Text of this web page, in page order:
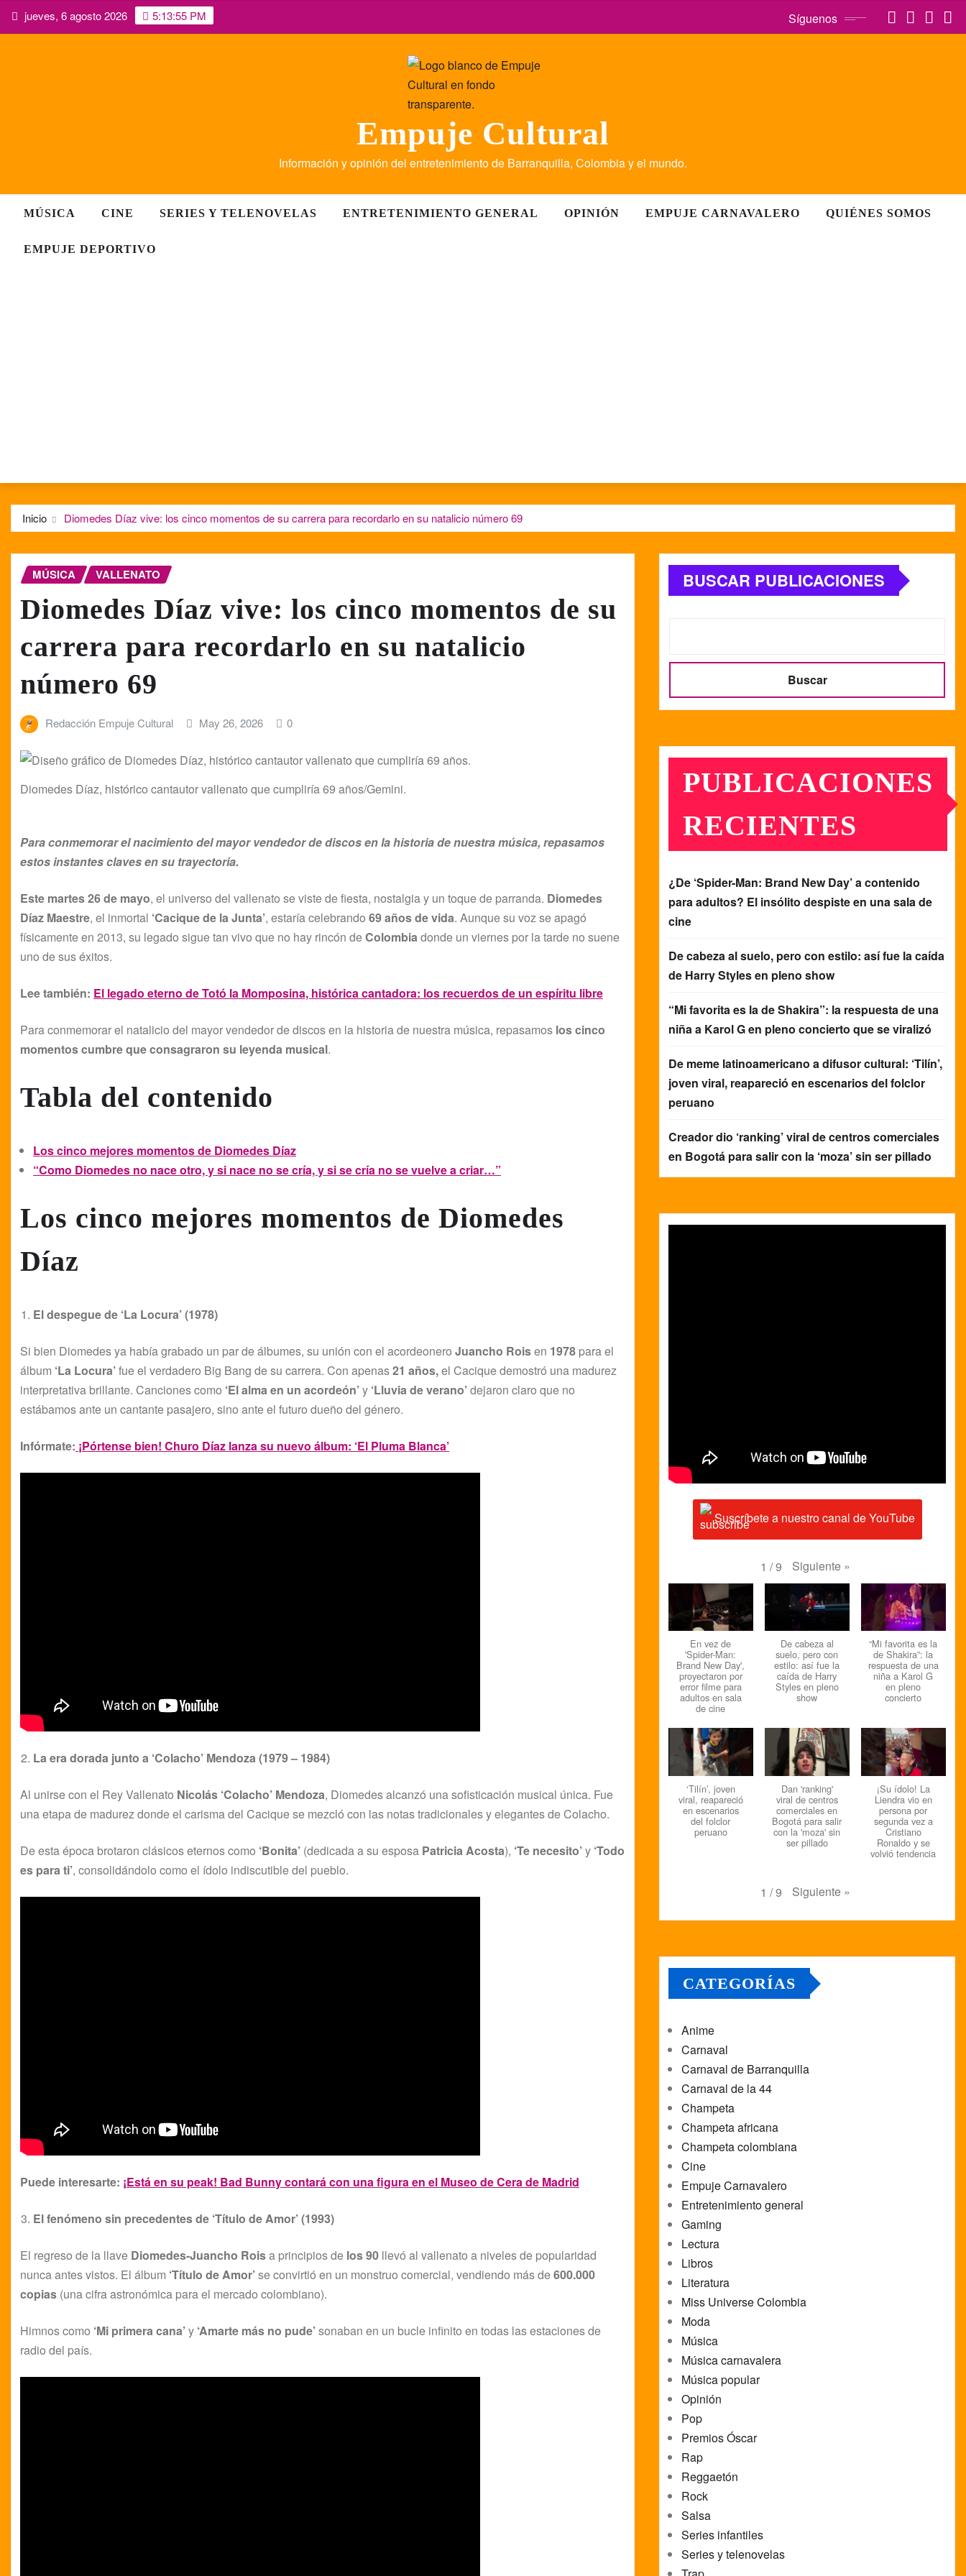
Saltarjueves, 6 agosto 2026 5:13:56 PM Síguenos
Empuje Cultural
Información y opinión del entretenimiento de Barranquilla, Colombia y el mundo.
MÚSICA CINE SERIES Y TELENOVELAS ENTRETENIMIENTO GENERAL OPINIÓN EMPUJE CARNAVALERO QUIÉNES SOMOS
EMPUJE DEPORTIVO
Inicio Diomedes Díaz vive: los cinco momentos de su carrera para recordarlo en su natalicio número 69
MÚSICA VALLENATO
Diomedes Díaz vive: los cinco momentos de su
carrera para recordarlo en su natalicio
número 69
Redacción Empuje Cultural May 26, 2026 0
Diomedes Díaz, histórico cantautor vallenato que cumpliría 69 años/Gemini.
Para conmemorar el nacimiento del mayor vendedor de discos en la historia de nuestra música, repasamos
estos instantes claves en su trayectoria.
Este martes 26 de mayo, el universo del vallenato se viste de fiesta, nostalgia y un toque de parranda. Diomedes
Díaz Maestre, el inmortal ‘Cacique de la Junta’, estaría celebrando 69 años de vida. Aunque su voz se apagó
físicamente en 2013, su legado sigue tan vivo que no hay rincón deColombiadonde un viernes por la tarde no suene
uno de sus éxitos.
Lee también: El legado eterno de Totó la Momposina, histórica cantadora: los recuerdos de un espíritu libre
Para conmemorar el natalicio del mayor vendedor de discos en la historia de nuestra música, repasamos los cinco
momentos cumbre que consagraron su leyenda musical.
Tabla del contenido
Los cinco mejores momentos de Diomedes Díaz
“Como Diomedes no nace otro, y si nace no se cría, y si se cría no se vuelve a criar…”
Los cinco mejores momentos de Diomedes
Díaz
El despegue de ‘La Locura’ (1978)
Si bien Diomedes ya había grabado un par de álbumes, su unión con el acordeonero Juancho Roisen 1978 para el
álbum ‘La Locura’fue el verdadero Big Bang de su carrera. Con apenas21 años,el Cacique demostró una madurez
interpretativa brillante. Canciones como ‘El alma en un acordeón’y ‘Lluvia de verano’dejaron claro que no
estábamos ante un cantante pasajero, sino ante el futuro dueño del género.
Infórmate: ¡Pórtense bien! Churo Díaz lanza su nuevo álbum: ‘El Pluma Blanca’
La era dorada junto a ‘Colacho’ Mendoza (1979 – 1984)
Al unirse con el Rey Vallenato Nicolás ‘Colacho’ Mendoza, Diomedes alcanzó una sofisticación musical única. Fue
una etapa de madurez donde el carisma del Cacique se mezcló con las notas tradicionales y elegantes de Colacho.
De esta época brotaron clásicos eternos como ‘Bonita’ (dedicada a su esposa Patricia Acosta), ‘Te necesito’y ‘Todo
es para ti’, consolidándolo como el ídolo indiscutible del pueblo.
Puede interesarte: ¡Está en su peak! Bad Bunny contará con una figura en el Museo de Cera de Madrid
El fenómeno sin precedentes de ‘Título de Amor’ (1993)
El regreso de la llave Diomedes-Juancho Roisa principios de los 90 llevó al vallenato a niveles de popularidad
nunca antes vistos. El álbum ‘Título de Amor’se convirtió en un monstruo comercial, vendiendo más de600.000
copias (una cifra astronómica para el mercado colombiano).
Himnos como ‘Mi primera cana’y ‘Amarte más no pude’sonaban en un bucle infinito en todas las estaciones de
radio del país.
BUSCAR PUBLICACIONES
Buscar
PUBLICACIONES
RECIENTES
¿De ‘Spider-Man: Brand New Day’ a contenido
para adultos? El insólito despiste en una sala de
cine
De cabeza al suelo, pero con estilo: así fue la caída
de Harry Styles en pleno show
“Mi favorita es la de Shakira”: la respuesta de una
niña a Karol G en pleno concierto que se viralizó
De meme latinoamericano a difusor cultural: ‘Tilín’,
joven viral, reapareció en escenarios del folclor
peruano
Creador dio ‘ranking’ viral de centros comerciales
en Bogotá para salir con la ‘moza’ sin ser pillado
Suscríbete a nuestro canal de YouTube
1 /9 Siguiente »
En vez de
'Spider-Man:
Brand New Day',
proyectaron por
error filme para
adultos en sala
de cine
De cabeza al
suelo, pero con
estilo: así fue la
caída de Harry
Styles en pleno
show
“Mi favorita es la
de Shakira”: la
respuesta de una
niña a Karol G
en pleno
concierto
‘Tilín’, joven
viral, reapareció
en escenarios
del folclor
peruano
Dan 'ranking'
viral de centros
comerciales en
Bogotá para salir
con la 'moza' sin
ser pillado
¡Su ídolo! La
Liendra vio en
persona por
segunda vez a
Cristiano
Ronaldo y se
volvió tendencia
1 /9 Siguiente »
CATEGORÍAS
Anime
Carnaval
Carnaval de Barranquilla
Carnaval de la 44
Champeta
Champeta africana
Champeta colombiana
Cine
Empuje Carnavalero
Entretenimiento general
Gaming
Lectura
Libros
Literatura
Miss Universe Colombia
Moda
Música
Música carnavalera
Música popular
Opinión
Pop
Premios Óscar
Rap
Reggaetón
Rock
Salsa
Series infantiles
Series y telenovelas